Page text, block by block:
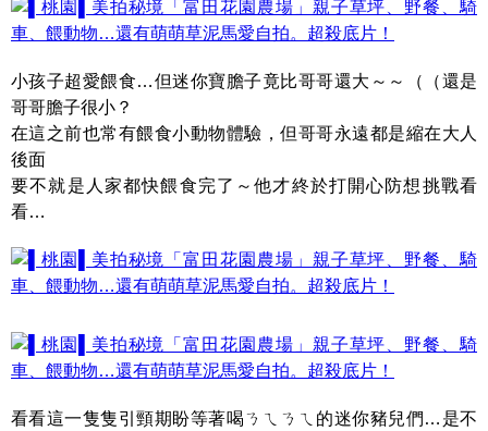
小孩子超愛餵食…但迷你寶膽子竟比哥哥還大～～（（還是
哥哥膽子很小？
在這之前也常有餵食小動物體驗，但哥哥永遠都是縮在大人
後面
要不就是人家都快餵食完了～他才終於打開心防想挑戰看
看…
看看這一隻隻引頸期盼等著喝ㄋㄟㄋㄟ的迷你豬兒們…是不